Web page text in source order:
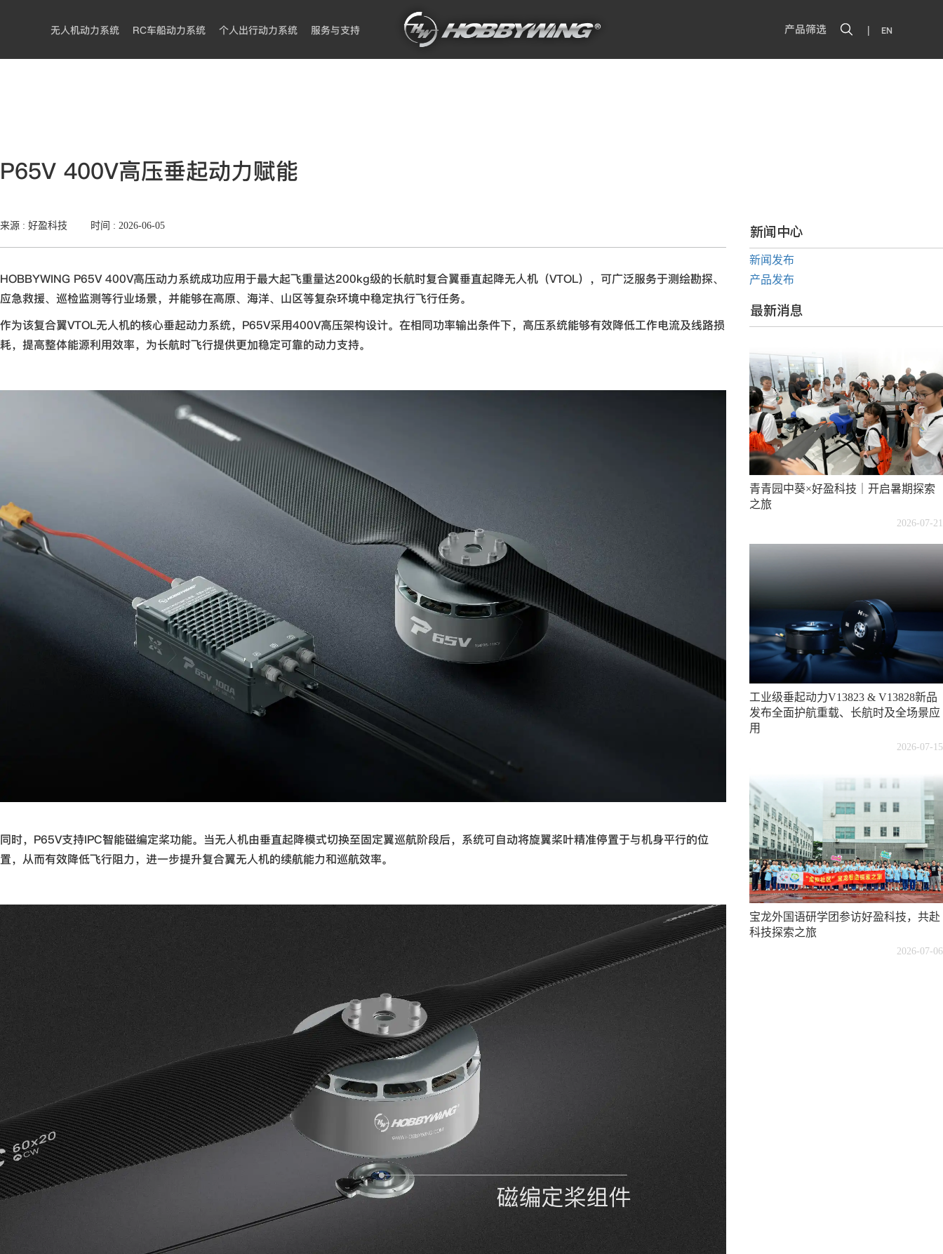
无人机动力系统 RC车船动力系统 个人出行动力系统 服务与支持 产品筛选 | EN
P65V 400V高压垂起动力赋能
来源 : 好盈科技 时间 : 2026-06-05
HOBBYWING P65V 400V高压动力系统成功应用于最大起飞重量达200kg级的长航时复合翼垂直起降无人机（VTOL），可广泛服务于测绘勘探、
应急救援、巡检监测等行业场景，并能够在高原、海洋、山区等复杂环境中稳定执行飞行任务。
作为该复合翼VTOL无人机的核心垂起动力系统，P65V采用400V高压架构设计。在相同功率输出条件下，高压系统能够有效降低工作电流及线路损
耗，提高整体能源利用效率，为长航时飞行提供更加稳定可靠的动力支持。
同时，P65V支持IPC智能磁编定桨功能。当无人机由垂直起降模式切换至固定翼巡航阶段后，系统可自动将旋翼桨叶精准停置于与机身平行的位
置，从而有效降低飞行阻力，进一步提升复合翼无人机的续航能力和巡航效率。
新闻中心
新闻发布
产品发布
最新消息
青青园中葵×好盈科技｜开启暑期探索
之旅
2026-07-21
工业级垂起动力V13823 & V13828新品
发布全面护航重载、长航时及全场景应
用
2026-07-15
宝龙外国语研学团参访好盈科技，共赴
科技探索之旅
2026-07-06